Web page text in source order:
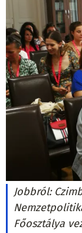
Jobbról:
Főosztálya